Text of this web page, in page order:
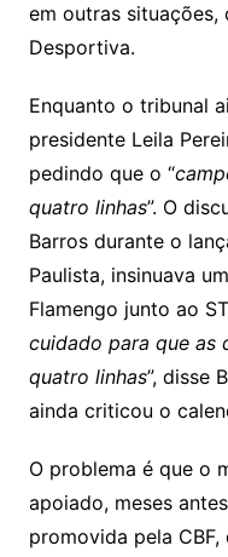
em outras
Desportiva.
Enquanto o tribunal
presidente Leila
pedindo que o “
quatro linhas”. O
Barros durante o
Paulista, insinuava
Flamengo junto ao
cuidado para que as
quatro linhas”, disse
ainda criticou o
O problema é que o
apoiado, meses
promovida pela